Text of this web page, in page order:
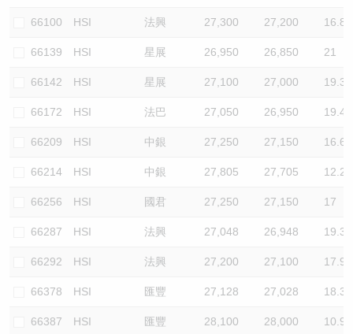
66100 HSI 法興 27,300 27,200 16.8
66139 HSI 星展 26,950 26,850 21
66142 HSI 星展 27,100 27,000 19.3
66172 HSI 法巴 27,050 26,950 19.4
66209 HSI 中銀 27,250 27,150 16.6
66214 HSI 中銀 27,805 27,705 12.2
66256 HSI 國君 27,250 27,150 17
66287 HSI 法興 27,048 26,948 19.3
66292 HSI 法興 27,200 27,100 17.9
66378 HSI 匯豐 27,128 27,028 18.3
66387 HSI 匯豐 28,100 28,000 10.9